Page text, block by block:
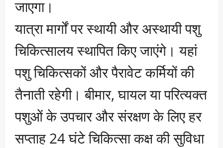
जाएगा।
यात्रा मार्गों पर स्थायी और अस्थायी पशु
चिकित्सालय स्थापित किए जाएंगे। यहां
पशु चिकित्सकों और पैरावेट कर्मियों की
तैनाती रहेगी। बीमार, घायल या परित्यक्त
पशुओं के उपचार और संरक्षण के लिए हर
सप्ताह 24 घंटे चिकित्सा कक्ष की सुविधा